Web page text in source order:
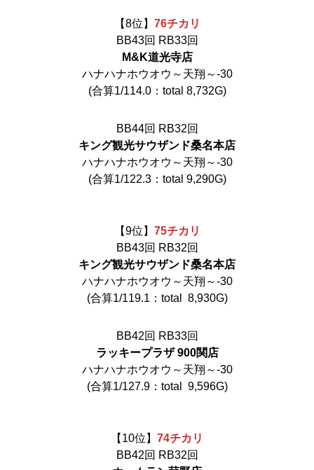
【8位】 76チカリ
BB43回 RB33回
M&K道光寺店
ハナハナホウオウ～天翔～‐30
(合算1/114.0：total 8,732G)
BB44回 RB32回
キング観光サウザンド桑名本店
ハナハナホウオウ～天翔～‐30
(合算1/122.3：total 9,290G)
【9位】 75チカリ
BB43回 RB32回
キング観光サウザンド桑名本店
ハナハナホウオウ～天翔～‐30
(合算1/119.1：total 8,930G)
BB42回 RB33回
ラッキープラザ 900関店
ハナハナホウオウ～天翔～‐30
(合算1/127.9：total 9,596G)
【10位】 74チカリ
BB42回 RB32回